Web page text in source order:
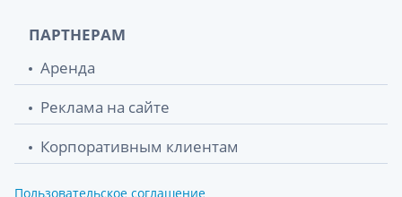
ПАРТНЕРАМ
Аренда
Реклама на сайте
Корпоративным клиентам
Пользовательское соглашение